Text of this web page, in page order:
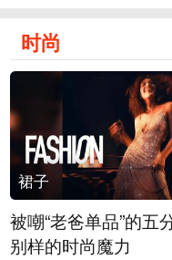
时尚
裙子
被嘲“老爸单品”的五
别样的时尚魔力